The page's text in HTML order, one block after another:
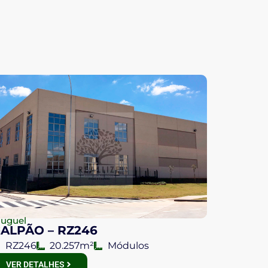
– RZ246
RZ246 20.257m² Módulos
VER DETALHES